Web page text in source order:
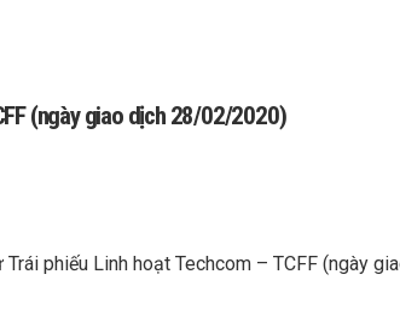
(ngày giao dịch 28/02/2020)
phiếu Linh hoạt Techcom – TCFF (ngày